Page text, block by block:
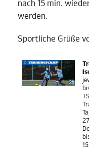
nach 15 min.
werden.
Sportliche Grüße